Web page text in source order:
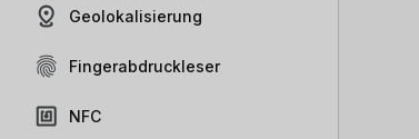
Geolokalisierung
Fingerabdruckleser
NFC